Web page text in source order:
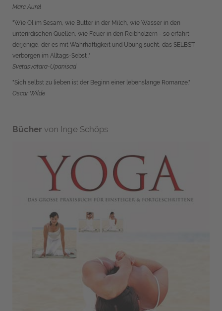
Marc Aurel
"Wie Öl im Sesam, wie Butter in der Milch, wie Wasser in den
unterirdischen Quellen, wie Feuer in den Reibhölzern - so erfährt
derjenige, der es mit Wahrhaftigkeit und Übung sucht, das SELBST
verborgen im Alltags-Sebst ."
Svetasvatara-Upanisad
"Sich selbst zu lieben ist der Beginn einer lebenslange Romanze."
Oscar Wilde
Bücher von Inge Schöps